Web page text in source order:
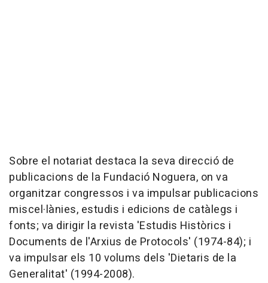
Sobre el notariat destaca la seva direcció de
publicacions de la Fundació Noguera, on va
organitzar congressos i va impulsar publicacions
miscel·lànies, estudis i edicions de catàlegs i
fonts; va dirigir la revista 'Estudis Històrics i
Documents de l'Arxius de Protocols' (1974-84); i
va impulsar els 10 volums dels 'Dietaris de la
Generalitat' (1994-2008).